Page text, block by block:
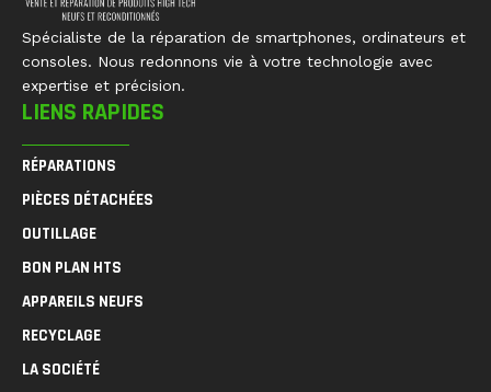
Spécialiste de la réparation de smartphones, ordinateurs et
consoles. Nous redonnons vie à votre technologie avec
expertise et précision.
LIENS RAPIDES
RÉPARATIONS
PIÈCES DÉTACHÉES
OUTILLAGE
BON PLAN HTS
APPAREILS NEUFS
RECYCLAGE
LA SOCIÉTÉ